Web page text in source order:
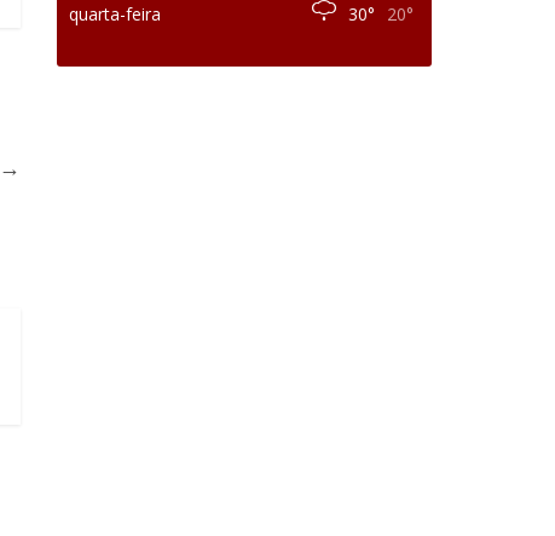
→
quarta-feira
30° 20°